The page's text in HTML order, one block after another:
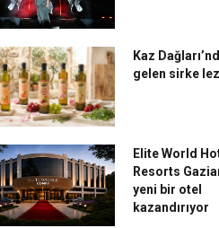
Kaz
gelen sirke
Elite World
Resorts
yeni bir otel
kazandırıyor